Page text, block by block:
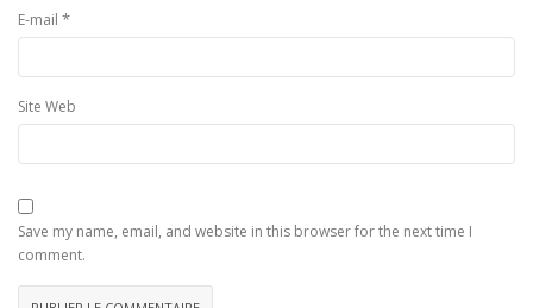
E-mail *
Site Web
Save my name, email, and website in this browser for the next time I
comment.